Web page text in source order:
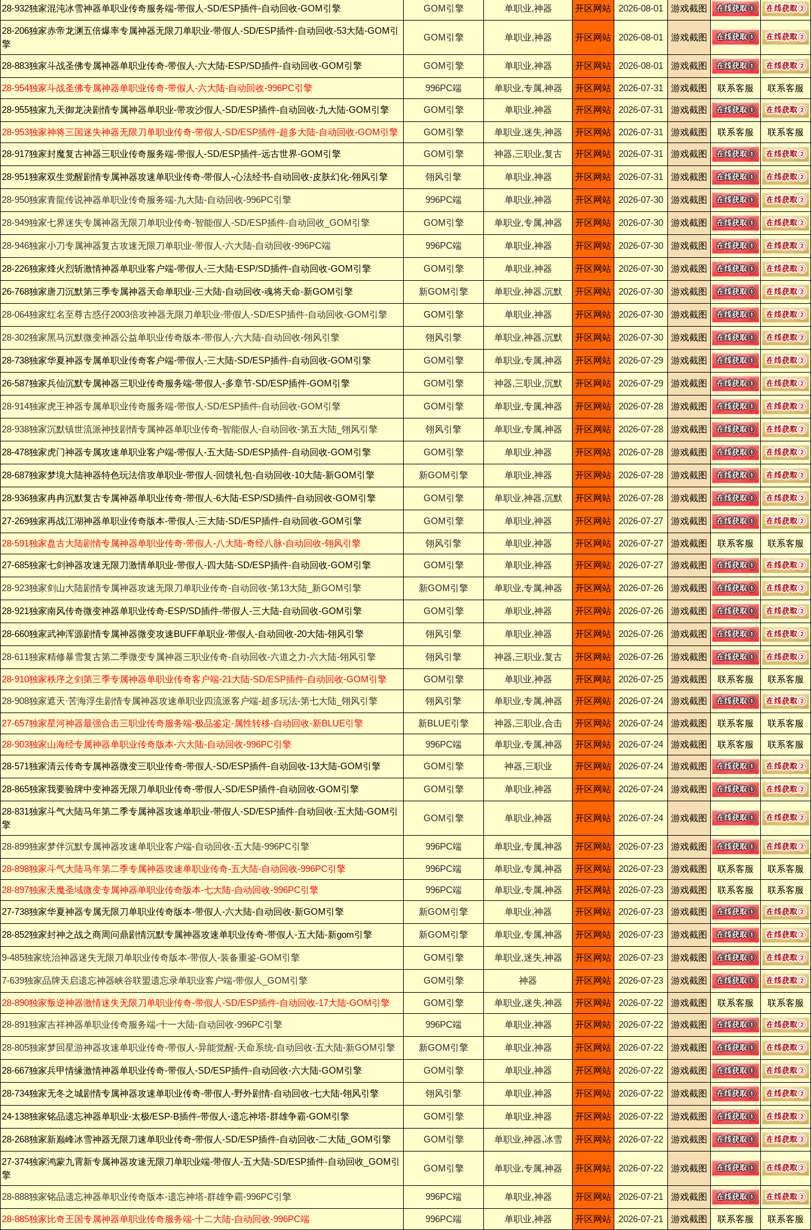
28-932独家混沌冰雪神器单职业传奇服务端-带假人-SD/ESP插件-自动回收-GOM引擎 GOM引擎 单职业,神器 开区网站 2026-08-01 游戏截图
28-206独家赤帝龙渊五倍爆率专属神器无限刀单职业-带假人-SD/ESP插件-自动回收-53大陆-GOM引
擎
GOM引擎 单职业,神器 开区网站 2026-08-01 游戏截图
28-883独家斗战圣佛专属神器单职业传奇-带假人-六大陆-ESP/SD插件-自动回收-GOM引擎 GOM引擎 单职业,神器 开区网站 2026-08-01 游戏截图
28-954独家斗战圣佛专属神器单职业传奇-带假人-六大陆-自动回收-996PC引擎 996PC端 单职业,专属,神器 开区网站 2026-07-31 游戏截图 联系客服 联系客服
28-955独家九天御龙决剧情专属神器单职业-带攻沙假人-SD/ESP插件-自动回收-九大陆-GOM引擎 GOM引擎 单职业,神器 开区网站 2026-07-31 游戏截图
28-953独家神将三国迷失神器无限刀单职业传奇-带假人-SD/ESP插件-超多大陆-自动回收-GOM引擎 GOM引擎 单职业,迷失,神器 开区网站 2026-07-31 游戏截图 联系客服 联系客服
28-917独家封魔复古神器三职业传奇服务端-带假人-SD/ESP插件-远古世界-GOM引擎 GOM引擎 神器,三职业,复古 开区网站 2026-07-31 游戏截图
28-951独家双生觉醒剧情专属神器攻速单职业传奇-带假人-心法经书-自动回收-皮肤幻化-翎风引擎 翎风引擎 单职业,神器 开区网站 2026-07-31 游戏截图
28-950独家青龍传说神器单职业传奇服务端-九大陆-自动回收-996PC引擎 996PC端 单职业,神器 开区网站 2026-07-30 游戏截图
28-949独家七界迷失专属神器无限刀单职业传奇-智能假人-SD/ESP插件-自动回收_GOM引擎 GOM引擎 单职业,专属,神器 开区网站 2026-07-30 游戏截图
28-946独家小刀专属神器复古攻速无限刀单职业-带假人-六大陆-自动回收-996PC端 996PC端 单职业,神器 开区网站 2026-07-30 游戏截图
28-226独家烽火烈斩激情神器单职业客户端-带假人-三大陆-ESP/SD插件-自动回收-GOM引擎 GOM引擎 单职业,神器 开区网站 2026-07-30 游戏截图
26-768独家唐刀沉默第三季专属神器天命单职业-三大陆-自动回收-魂将天命-新GOM引擎 新GOM引擎 单职业,神器,沉默 开区网站 2026-07-30 游戏截图
28-064独家红名至尊古惑仔2003倍攻神器无限刀单职业-带假人-SD/ESP插件-自动回收-GOM引擎 GOM引擎 单职业,神器 开区网站 2026-07-30 游戏截图
28-302独家黑马沉默微变神器公益单职业传奇版本-带假人-六大陆-自动回收-翎风引擎 翎风引擎 单职业,神器,沉默 开区网站 2026-07-30 游戏截图
28-738独家华夏神器专属单职业传奇客户端-带假人-三大陆-SD/ESP插件-自动回收-GOM引擎 GOM引擎 单职业,专属,神器 开区网站 2026-07-29 游戏截图
26-587独家兵仙沉默专属神器三职业传奇服务端-带假人-多章节-SD/ESP插件-GOM引擎 GOM引擎 神器,三职业,沉默 开区网站 2026-07-29 游戏截图
28-914独家虎王神器专属单职业传奇服务端-带假人-SD/ESP插件-自动回收-GOM引擎 GOM引擎 单职业,专属,神器 开区网站 2026-07-28 游戏截图
28-938独家沉默镇世流派神技剧情专属神器单职业传奇-智能假人-自动回收-第五大陆_翎风引擎 翎风引擎 单职业,专属,神器 开区网站 2026-07-28 游戏截图
28-478独家虎门神器专属攻速单职业客户端-带假人-五大陆-SD/ESP插件-自动回收-GOM引擎 GOM引擎 单职业,神器 开区网站 2026-07-28 游戏截图
28-687独家梦境大陆神器特色玩法倍攻单职业-带假人-回馈礼包-自动回收-10大陆-新GOM引擎 新GOM引擎 单职业,神器 开区网站 2026-07-28 游戏截图
28-936独家冉冉沉默复古专属神器单职业传奇-带假人-6大陆-ESP/SD插件-自动回收-GOM引擎 GOM引擎 单职业,神器,沉默 开区网站 2026-07-28 游戏截图
27-269独家再战江湖神器单职业传奇版本-带假人-三大陆-SD/ESP插件-自动回收-GOM引擎 GOM引擎 单职业,神器 开区网站 2026-07-27 游戏截图
28-591独家盘古大陆剧情专属神器单职业传奇-带假人-八大陆-奇经八脉-自动回收-翎风引擎 翎风引擎 单职业,神器 开区网站 2026-07-27 游戏截图 联系客服 联系客服
27-685独家七剑神器攻速无限刀激情单职业-带假人-四大陆-SD/ESP插件-自动回收-GOM引擎 GOM引擎 单职业,神器 开区网站 2026-07-27 游戏截图
28-923独家剑山大陆剧情专属神器攻速无限刀单职业传奇-自动回收-第13大陆_新GOM引擎 新GOM引擎 单职业,专属,神器 开区网站 2026-07-26 游戏截图
28-921独家南风传奇微变神器单职业传奇-ESP/SD插件-带假人-三大陆-自动回收-GOM引擎 GOM引擎 单职业,神器 开区网站 2026-07-26 游戏截图
28-660独家武神浑源剧情专属神器微变攻速BUFF单职业-带假人-自动回收-20大陆-翎风引擎 翎风引擎 单职业,神器 开区网站 2026-07-26 游戏截图
28-611独家精修暴雪复古第二季微变专属神器三职业传奇-自动回收-六道之力-六大陆-翎风引擎 翎风引擎 神器,三职业,复古 开区网站 2026-07-26 游戏截图
28-910独家秩序之剑第三季专属神器单职业传奇客户端-21大陆-SD/ESP插件-自动回收-GOM引擎 GOM引擎 单职业,神器 开区网站 2026-07-25 游戏截图 联系客服 联系客服
28-908独家遮天·苦海浮生剧情专属神器攻速单职业四流派客户端-超多玩法-第七大陆_翎风引擎 翎风引擎 单职业,专属,神器 开区网站 2026-07-24 游戏截图
27-657独家星河神器最强合击三职业传奇服务端-极品鉴定-属性转移-自动回收-新BLUE引擎 新BLUE引擎 神器,三职业,合击 开区网站 2026-07-24 游戏截图 联系客服 联系客服
28-903独家山海经专属神器单职业传奇版本-六大陆-自动回收-996PC引擎 996PC端 单职业,专属,神器 开区网站 2026-07-24 游戏截图 联系客服 联系客服
28-571独家清云传奇专属神器微变三职业传奇-带假人-SD/ESP插件-自动回收-13大陆-GOM引擎 GOM引擎 神器,三职业 开区网站 2026-07-24 游戏截图
28-865独家我要验牌中变神器无限刀单职业传奇-带假人-SD/ESP插件-自动回收-GOM引擎 GOM引擎 单职业,神器 开区网站 2026-07-24 游戏截图
28-831独家斗气大陆马年第二季专属神器攻速单职业-带假人-SD/ESP插件-自动回收-五大陆-GOM引
擎
GOM引擎 单职业,神器 开区网站 2026-07-24 游戏截图
28-899独家梦伴沉默专属神器攻速单职业客户端-自动回收-五大陆-996PC引擎 996PC端 单职业,专属,神器 开区网站 2026-07-23 游戏截图
28-898独家斗气大陆马年第二季专属神器攻速单职业传奇-五大陆-自动回收-996PC引擎 996PC端 单职业,专属,神器 开区网站 2026-07-23 游戏截图 联系客服 联系客服
28-897独家天魔圣域微变专属神器单职业传奇版本-七大陆-自动回收-996PC引擎 996PC端 单职业,专属,神器 开区网站 2026-07-23 游戏截图 联系客服 联系客服
27-738独家华夏神器专属无限刀单职业传奇版本-带假人-六大陆-自动回收-新GOM引擎 新GOM引擎 单职业,神器 开区网站 2026-07-23 游戏截图
28-852独家封神之战之商周问鼎剧情沉默专属神器攻速单职业传奇-带假人-五大陆-新gom引擎 新GOM引擎 单职业,专属,神器 开区网站 2026-07-23 游戏截图
9-485独家统治神器迷失无限刀单职业传奇版本-带假人-装备重鉴-GOM引擎 GOM引擎 单职业,迷失,神器 开区网站 2026-07-23 游戏截图
7-639独家品牌天启遗忘神器峡谷联盟遗忘录单职业客户端-带假人_GOM引擎 GOM引擎 神器 开区网站 2026-07-23 游戏截图
28-890独家叛逆神器激情迷失无限刀单职业传奇-带假人-SD/ESP插件-自动回收-17大陆-GOM引擎 GOM引擎 单职业,迷失,神器 开区网站 2026-07-22 游戏截图 联系客服 联系客服
28-891独家吉祥神器单职业传奇服务端-十一大陆-自动回收-996PC引擎 996PC端 单职业,神器 开区网站 2026-07-22 游戏截图
28-805独家梦回星游神器攻速单职业传奇-带假人-异能觉醒-天命系统-自动回收-五大陆-新GOM引擎 新GOM引擎 单职业,神器 开区网站 2026-07-22 游戏截图
28-667独家兵甲情缘激情神器单职业传奇-带假人-SD/ESP插件-自动回收-六大陆-GOM引擎 GOM引擎 单职业,神器 开区网站 2026-07-22 游戏截图
28-734独家无冬之城剧情专属神器攻速单职业传奇-带假人-野外剧情-自动回收-七大陆-翎风引擎 翎风引擎 单职业,神器 开区网站 2026-07-22 游戏截图
24-138独家铭品遗忘神器单职业-太极/ESP-B插件-带假人-遗忘神塔-群雄争霸-GOM引擎 GOM引擎 单职业,神器 开区网站 2026-07-22 游戏截图
28-268独家新巅峰冰雪神器无限刀速单职业传奇-带假人-SD/ESP插件-自动回收-二大陆_GOM引擎 GOM引擎 单职业,神器,冰雪 开区网站 2026-07-22 游戏截图
27-374独家鸿蒙九霄新专属神器攻速无限刀单职业端-带假人-五大陆-SD/ESP插件-自动回收_GOM引
擎
GOM引擎 单职业,专属,神器 开区网站 2026-07-22 游戏截图
28-888独家铭品遗忘神器单职业传奇版本-遗忘神塔-群雄争霸-996PC引擎 996PC端 单职业,神器 开区网站 2026-07-21 游戏截图
28-885独家比奇王国专属神器单职业传奇服务端-十二大陆-自动回收-996PC端 996PC端 单职业,神器 开区网站 2026-07-21 游戏截图 联系客服 联系客服